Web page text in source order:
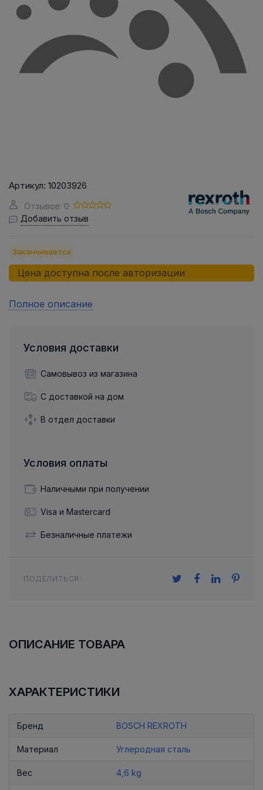
Артикул: 10203926
Отзывов: 0
Добавить отзыв
Заканчивается
Цена доступна после авторизации
Полное описание
Условия доставки
Самовывоз из магазина
С доставкой на дом
В отдел доставки
Условия оплаты
Наличными при получении
Visa и Mastercard
Безналичные платежи
ПОДЕЛИТЬСЯ:
ОПИСАНИЕ ТОВАРА
ХАРАКТЕРИСТИКИ
Бренд BOSCH REXROTH
Материал Углеродная сталь
Вес 4,6 kg